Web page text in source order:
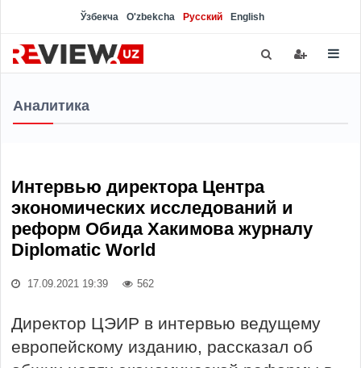
Ўзбекча O'zbekcha Русский English
Аналитика
Интервью директора Центра
экономических исследований и
реформ Обида Хакимова журналу
Diplomatic World
17.09.2021 19:39 562
Директор ЦЭИР в интервью ведущему
европейскому изданию, рассказал об